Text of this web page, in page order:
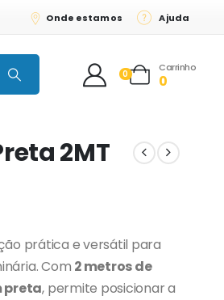
Onde estamos Ajuda
0 Carrinho
0
2MT
prática e versátil para
Com 2 metros de
preta, permite posicionar a